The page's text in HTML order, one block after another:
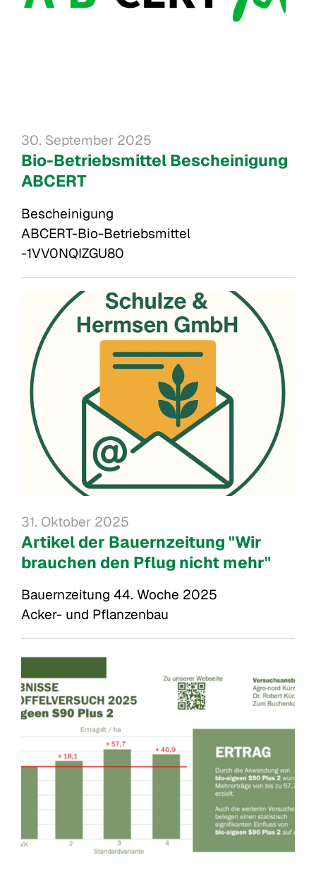
30. September 2025
Bio-Betriebsmittel Bescheinigung
ABCERT
Bescheinigung
ABCERT-Bio-Betriebsmittel
-1VV0NQIZGU80
31. Oktober 2025
Artikel der Bauernzeitung "Wir
brauchen den Pflug nicht mehr"
Bauernzeitung 44. Woche 2025
Acker- und Pflanzenbau